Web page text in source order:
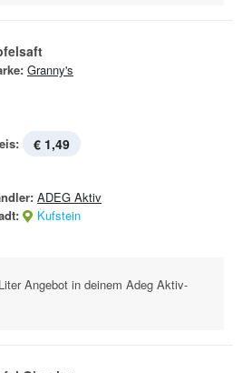
Granny's
€ 1,49
ADEG Aktiv
Kufstein
Angebot in deinem Adeg Aktiv-